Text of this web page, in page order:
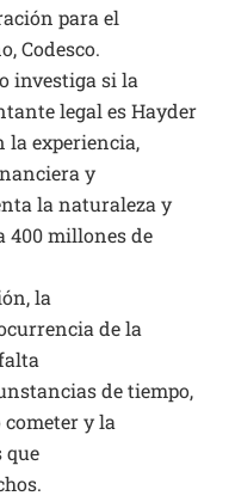
para el
Codesco.
investiga si la
legal es Hayder
la experiencia,
y
la naturaleza y
400 millones de
la
de la
de tiempo,
y la
que